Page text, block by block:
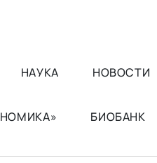
НАУКА НОВОСТИ
БИОБАНК